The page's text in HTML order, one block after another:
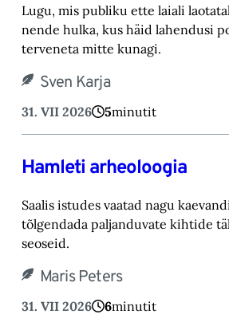
Lugu, mis publiku ette laiali
nende hulka, kus häid lahendusi
terveneta mitte kunagi.
Sven Karja
31. VII 2026 5minutit
Hamleti arheoloogia
Saalis istudes vaatad nagu
tõlgendada paljanduvate kihtide
seoseid.
Maris Peters
31. VII 2026 6minutit